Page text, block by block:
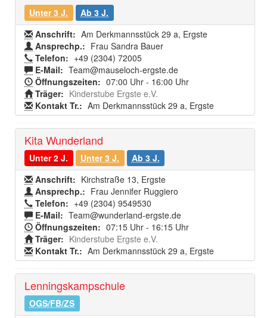
Unter 3 J.
Ab 3 J.
Anschrift: Am Derkmannsstück 29 a, Ergste
Ansprechp.: Frau Sandra Bauer
Telefon: +49 (2304) 72005
E-Mail: Team@mauseloch-ergste.de
Öffnungszeiten: 07:00 Uhr - 16:00 Uhr
Träger: Kinderstube Ergste e.V.
Kontakt Tr.: Am Derkmannsstück 29 a, Ergste
Kita Wunderland
Unter 2 J. Unter 3 J.
Ab 3 J.
Anschrift: Kirchstraße 13, Ergste
Ansprechp.: Frau Jennifer Ruggiero
Telefon: +49 (2304) 9549530
E-Mail: Team@wunderland-ergste.de
Öffnungszeiten: 07:15 Uhr - 16:15 Uhr
Träger: Kinderstube Ergste e.V.
Kontakt Tr.: Am Derkmannsstück 29 a, Ergste
Lenningskampschule
OGS/FB/ZS